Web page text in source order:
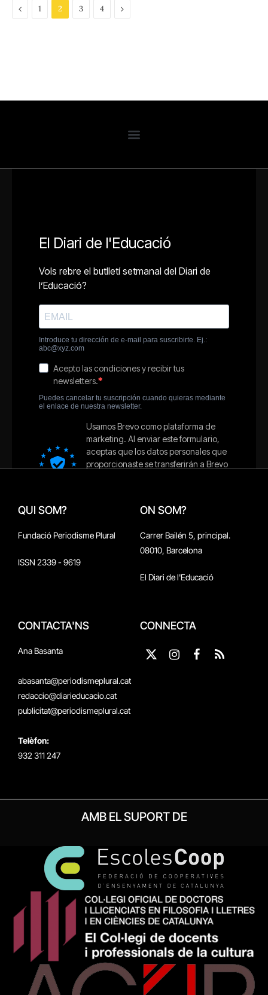
Previous
1 2 3 4 Next
QUI SOM?
Fundació Periodisme Plural
ISSN 2339 - 9619
ON SOM?
Carrer Bailén 5, principal.
08010, Barcelona
El Diari de l'Educació
CONTACTA'NS
Ana Basanta
abasanta@periodismeplural.cat
redaccio@diarieducacio.cat
publicitat@periodismeplural.cat
Telèfon:
932 311 247
CONNECTA
X
Instagram
Facebook
RSS
AMB EL SUPORT DE